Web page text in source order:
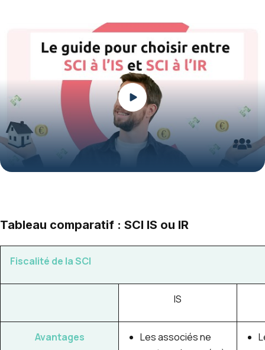
Play
Tableau comparatif : SCI IS ou IR
Fiscalité de la SCI
IS
Avantages
Les associés ne